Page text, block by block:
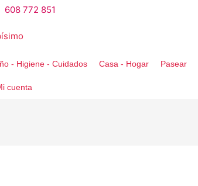
608 772 851
- Higiene - Cuidados Casa - Hogar Pasear
cuenta